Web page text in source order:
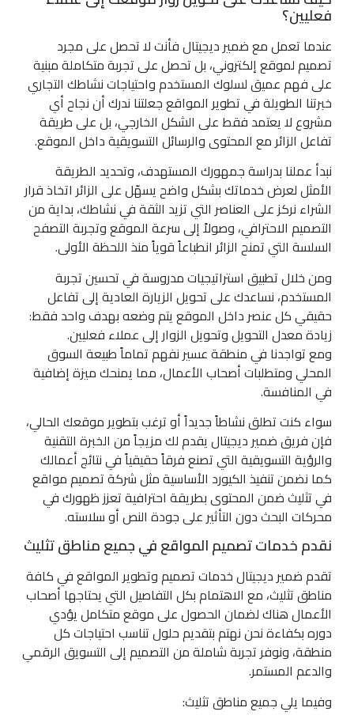
فعليين؟
عندما تعمل مع ضمير ديجيتال فأنت لا تحصل على مجرد
تصميم لموقع إلكتروني، بل تحصل على تجربة متكاملة مبنية
على فهم عميق لسلوك المستخدم واحتياجات نشاطك التجاري
خبرتنا الطويلة في تطوير المواقع جعلتنا ندرك أن نجاح أي
مشروع لا يعتمد فقط على الشكل الخارجي، بل على طريقة
تفاعل الزائر مع المحتوى والرسائل التسويقية داخل الموقع.
نبدأ عملنا بدراسة جمهورك المستهدف، وتحديد الطريقة
الأمثل لعرض خدماتك بشكل واضح يسهّل على الزائر اتخاذ قرار
الشراء نركز على العناصر التي تزيد الثقة في نشاطك، بداية من
التصميم الاحترافي، وصولاً إلى سرعة الموقع وتجربة التصفح
السلسة التي تمنح الزائر انطباعاً قوياً منذ اللحظة الأولى.
ومن خلال تطبيق استراتيجيات مدروسة في تحسين تجربة
المستخدم، نساعدك على تحويل الزيارة العادية إلى تفاعل
حقيقي كل عنصر داخل الموقع يتم وضعه بهدف واحد فقط:
زيادة معدل التحويل وتحويل الزوار إلى عملاء فعليين.
ومع تواجدنا في منطقة عسير نفهم تماماً طبيعة السوق
المحلي ومتطلبات أصحاب الأعمال، مما يمنحك ميزة إضافية
في المنافسة.
سواء كنت تطلق نشاطاً جديداً أو ترغب بتطوير موقعك الحالي،
فإن فريق ضمير ديجيتال يقدم لك مزيجاً من الخبرة التقنية
والرؤية التسويقية التي تصنع فرقاً حقيقياً في نتائج أعمالك
كما نضمن تنفيذ الكيورد الأساسية مثل شركة تصميم مواقع
في تثليث ضمن المحتوى بطريقة احترافية تعزز ظهورك في
محركات البحث دون التأثير على جودة النص أو سلاسته.
نقدم خدمات تصميم المواقع في جميع مناطق تثليث
تقدم ضمير ديجيتال خدمات تصميم وتطوير المواقع في كافة
مناطق تثليث، مع الاهتمام بكل التفاصيل التي يحتاجها أصحاب
الأعمال هناك لضمان الحصول على موقع متكامل يؤدي
دوره بكفاءة نحن نهتم بتقديم حلول تناسب احتياجات كل
منطقة، ونوفر تجربة شاملة من التصميم إلى التسويق الرقمي
والدعم المستمر.
وفيما يلي جميع مناطق تثليث: